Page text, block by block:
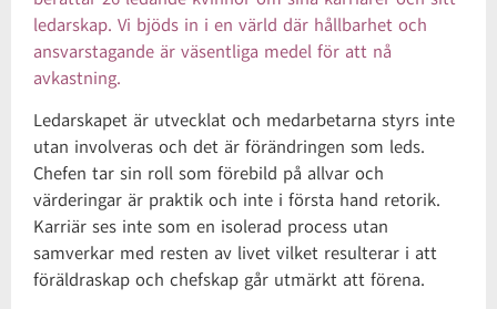
ledarskap. Vi bjöds in i en värld där hållbarhet och
ansvarstagande är väsentliga medel för att nå
avkastning.
Ledarskapet är utvecklat och medarbetarna styrs inte
utan involveras och det är förändringen som leds.
Chefen tar sin roll som förebild på allvar och
värderingar är praktik och inte i första hand retorik.
Karriär ses inte som en isolerad process utan
samverkar med resten av livet vilket resulterar i att
föräldraskap och chefskap går utmärkt att förena.